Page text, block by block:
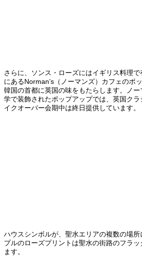
さらに、ソンス・ローズにはイギリス料理
にあるNorman’s（ノーマンズ）カフェのポ
韓国の首都に英国の味をもたらします。ノ
学で装飾されたポップアップでは、英国ク
イクオーバー会期中は終日提供しています。
ハウスシンボルが、聖水エリアの複数の場
プルのローズプリントは聖水の街路のフラ
ます。